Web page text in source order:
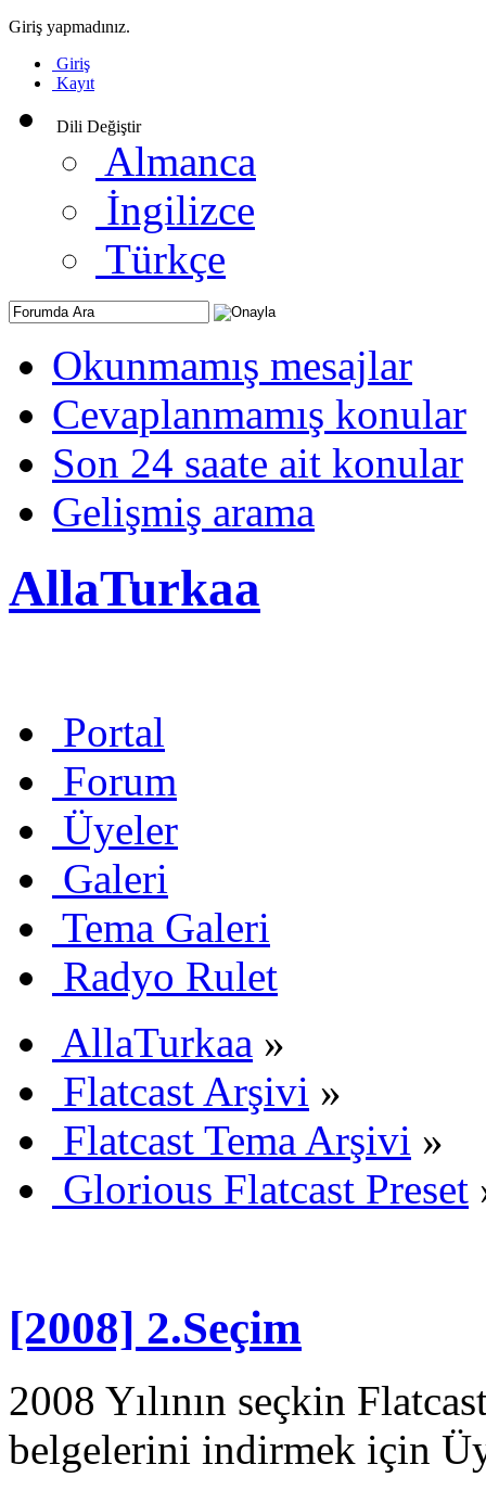
Giriş yapmadınız.
Giriş
Kayıt
Dili Değiştir
Almanca
İngilizce
Türkçe
Okunmamış mesajlar
Cevaplanmamış konular
Son 24 saate ait konular
Gelişmiş arama
AllaTurkaa
Portal
Forum
Üyeler
Galeri
Tema Galeri
Radyo Rulet
AllaTurkaa »
Flatcast Arşivi »
Flatcast Tema Arşivi »
Glorious Flatcast Preset
[2008] 2.Seçim
2008 Yılının seçkin
belgelerini indirmek için